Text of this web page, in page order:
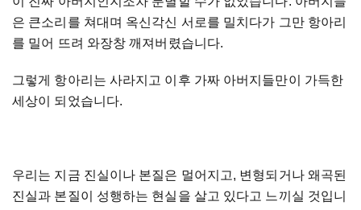
은 큰소리를 쳐대며 옥신각신 서로를 밀치다가 그만 항아리
를 밀어 뜨려 와장창 깨져버렸습니다.
그렇게 항아리는 사라지고 이후 가짜 아버지들만이 가득한
세상이 되었습니다.
우리는 지금 진실이나 본질은 멀어지고, 변형되거나 왜곡된
진실과 본질이 성행하는 현실을 살고 있다고 느끼실 것입니